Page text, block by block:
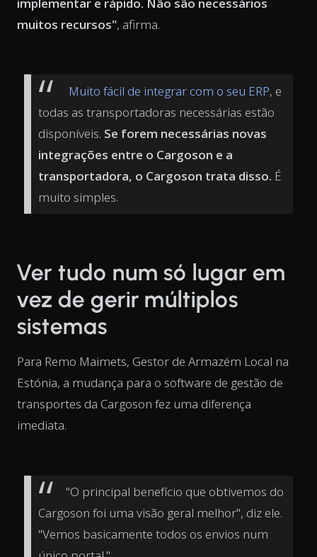
muitos recursos", afirma.
Muito fácil de integrar com o seu ERP, e
todas as transportadoras necessárias estão
disponíveis. Se forem necessárias novas
integrações entre o Cargoson e a
transportadora, o Cargoson trata disso. É
muito simples.
Ver tudo num só lugar em
vez de gerir múltiplos
sistemas
Para Remo Maimets, Gestor de Armazém Local na
Estónia, a mudança para o software de gestão de
transportes da Cargoson fez uma diferença
imediata.
"O principal benefício que obtivemos do
Cargoson foi uma visão geral melhor", diz ele.
"Vemos basicamente todos os envios num